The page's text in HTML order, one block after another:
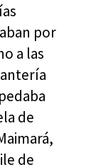
por
a las
de
de